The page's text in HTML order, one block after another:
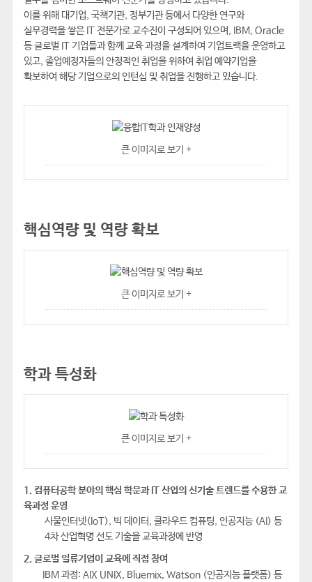
이를 위해 대기업, 국책기관, 정부기관 등에서 다양한 연구와
실무경력을 쌓은 IT 전문가로 교수진이 구성되어 있으며, IBM, Oracle
등 글로벌 IT 기업들과 함께 교육 과정을 설계하여 기업트랙을 운영하고
있고, 졸업예정자들의 안정적인 취업을 위하여 취업 예약기업을
확보하여 해당 기업으로의 인턴십 및 취업을 진행하고 있습니다.
큰 이미지로 보기 +
핵심역량 및 역량 확보
큰 이미지로 보기 +
학과 특성화
큰 이미지로 보기 +
1. 컴퓨터공학 분야의 핵심 학문과 IT 산업의 신기술 트렌드를 수용한 교
육과정 운영
사물인터넷(IoT), 빅 데이터, 클라우드 컴퓨팅, 인공지능 (AI) 등
4차 산업혁명 선도 기술을 교육과정에 반영
2. 글로벌 일류기업이 교육에 직접 참여
IBM 과정: AIX UNIX, Bluemix, Watson (인공지능 플랫폼) 등